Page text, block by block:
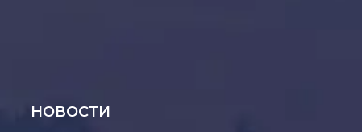
НОВОСТИ